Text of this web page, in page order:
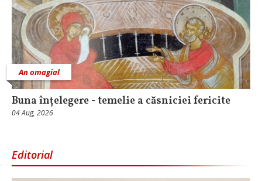
An omagial
Buna înțelegere - temelie a căsniciei fericite
04 Aug, 2026
Editorial